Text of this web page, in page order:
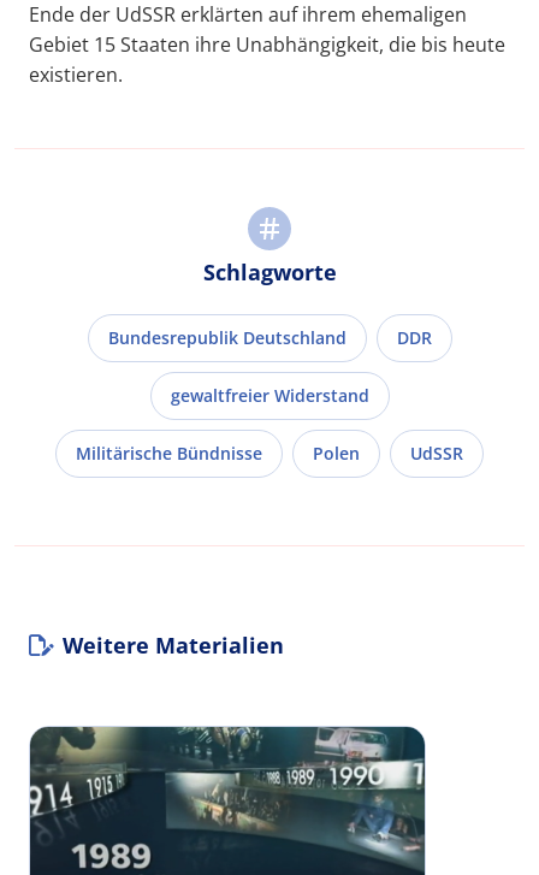
Ende der UdSSR erklärten auf ihrem ehemaligen
Gebiet 15 Staaten ihre Unabhängigkeit, die bis heute
existieren.
Schlagworte
Bundesrepublik Deutschland DDR
gewaltfreier Widerstand
Militärische Bündnisse Polen UdSSR
Weitere Materialien